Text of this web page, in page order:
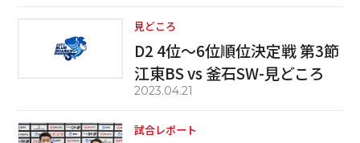
見どころ
D2 4位～6位順位決定戦 第3節
江東BS vs 釜石SW-見どころ
2023.04.21
試合レポート